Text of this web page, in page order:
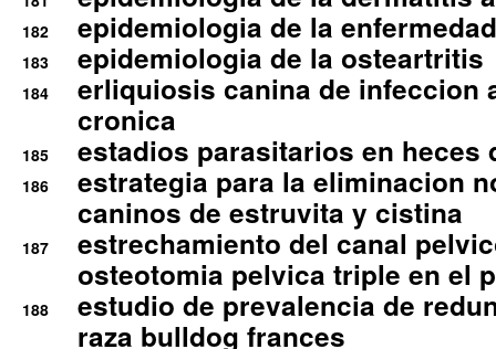
182 epidemiologia de la
183 epidemiologia de la osteartritis
184
erliquiosis canina de infeccion
cronica
185 estadios parasitarios en heces
186
estrategia para la eliminacion
caninos de estruvita y cistina
187
estrechamiento del canal
osteotomia pelvica triple en el
188
estudio de prevalencia de
raza bulldog frances